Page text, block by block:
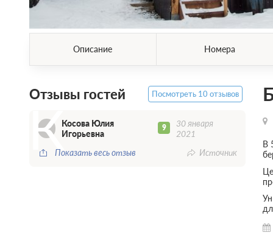
Описание Номера
Отзывы гостей Посмотреть 10 отзывов
ККосова Юлия
Игорьевна
9
30 января
2021
Показать весь отзыв
Источник
В